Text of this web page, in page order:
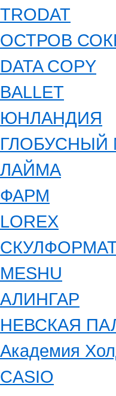
TRODAT
ОСТРОВ
DATA COPY
BALLET
ЮНЛАНДИЯ
ГЛОБУСНЫЙ
ЛАЙМА
ФАРМ
LOREX
MESHU
АЛИНГАР
НЕВСКАЯ
Академия
CASIO